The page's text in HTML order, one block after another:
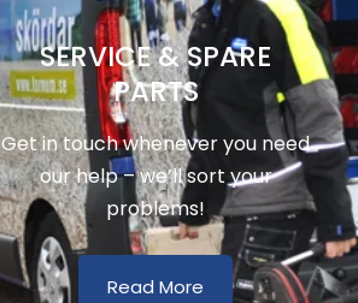
SERVICE & SPARE
PARTS
Get in touch whenever you need
our help – we’ll sort your
problems!
Read More